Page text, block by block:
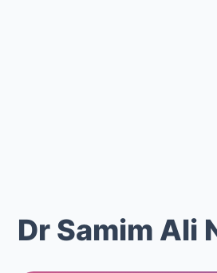
Dr Samim Ali